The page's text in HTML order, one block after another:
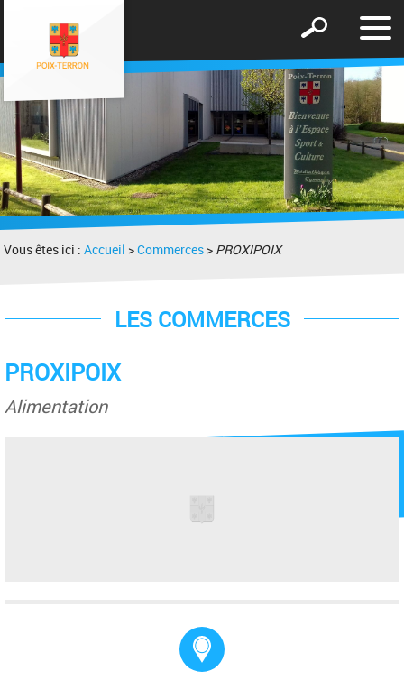
le
Afficher
formulaire
de
recherche
Vous êtes ici :Accueil >Commerces > PROXIPOIX
LES COMMERCES
PROXIPOIX
Alimentation